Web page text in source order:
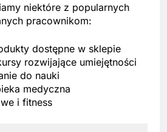
niektóre z popularnych
pracownikom:
dostępne w sklepie
rozwijające umiejętności
do nauki
medyczna
i fitness